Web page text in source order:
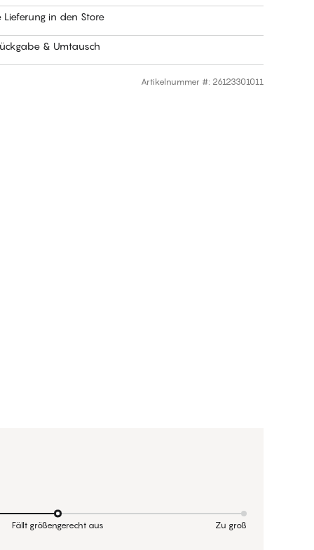
Lieferung in den Store
& Umtausch
Artikelnummer #: 26123301011
Fällt größengerecht aus Zu groß